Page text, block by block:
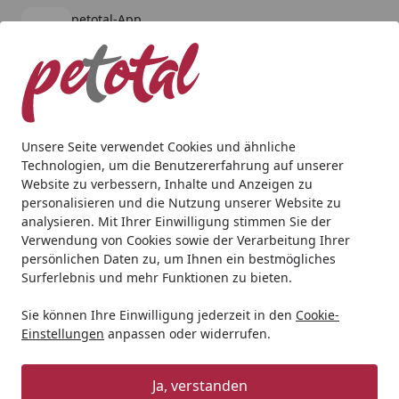
Unsere Seite verwendet Cookies und ähnliche
Technologien, um die Benutzererfahrung auf unserer
Website zu verbessern, Inhalte und Anzeigen zu
personalisieren und die Nutzung unserer Website zu
analysieren. Mit Ihrer Einwilligung stimmen Sie der
Verwendung von Cookies sowie der Verarbeitung Ihrer
persönlichen Daten zu, um Ihnen ein bestmögliches
Surferlebnis und mehr Funktionen zu bieten.
Sie können Ihre Einwilligung jederzeit in den Cookie-
Einstellungen anpassen oder widerrufen.
Ja, verstanden
petotal-App
kostenlos - Im App Store
Alle Produkte
Mein Konto
Suchen
Startseite
Hund Snacks Mixpakete
Mixpakete
Ihre Artikelübersicht
Kategorien
Filter / Sortierung